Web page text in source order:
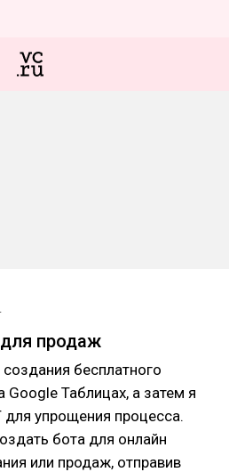
продаж
бесплатного
Google Таблицах, а затем я
для упрощения процесса.
бота для онлайн
или продаж, отправив